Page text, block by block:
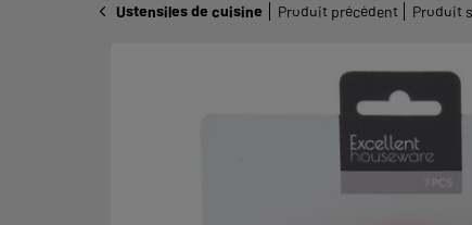
Ustensiles de cuisine Produit précédent Produit